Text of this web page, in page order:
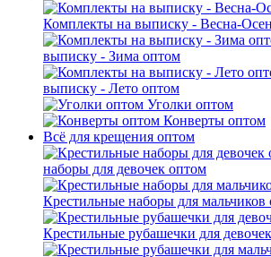
Комплекты на выписку - Весна-
выписку - Зима оптом
выписку - Лето оптом
Уголки оптом
Конверты оптом
Всё для крещения оптом
наборы для девочек оптом
Крестильные наборы для мальчиков
Крестильные рубашечки для